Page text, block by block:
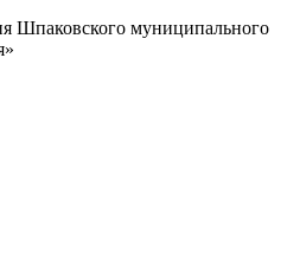
Шпаковского муниципального